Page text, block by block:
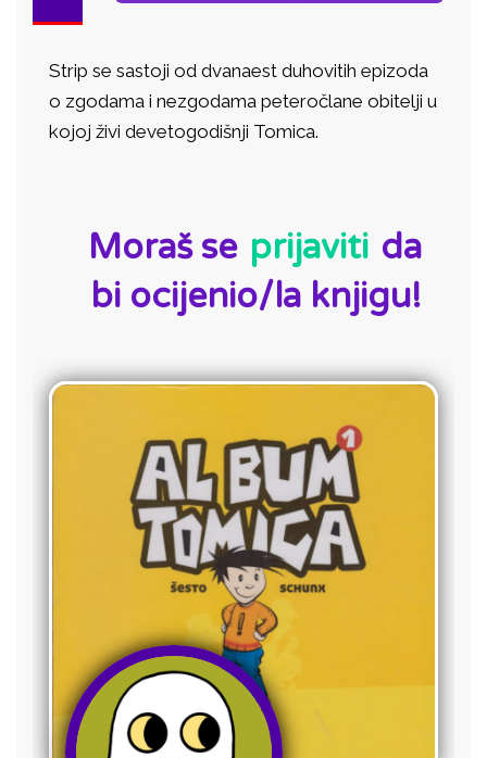
Strip se sastoji od dvanaest duhovitih epizoda
o zgodama i nezgodama peteročlane obitelji u
kojoj živi devetogodišnji Tomica.
Moraš se prijaviti da
bi ocijenio/la knjigu!